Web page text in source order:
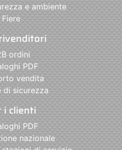
e ambiente
Fiere
ordini
PDF
vendita
di sicurezza
i clienti
PDF
nazionale